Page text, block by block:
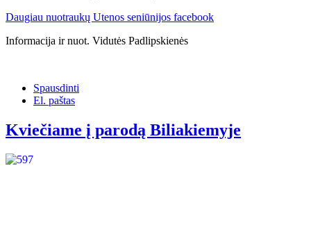
Daugiau nuotraukų Utenos seniūnijos facebook
Informacija ir nuot. Vidutės Padlipskienės
Spausdinti
El. paštas
Kviečiame į parodą Biliakiemyje